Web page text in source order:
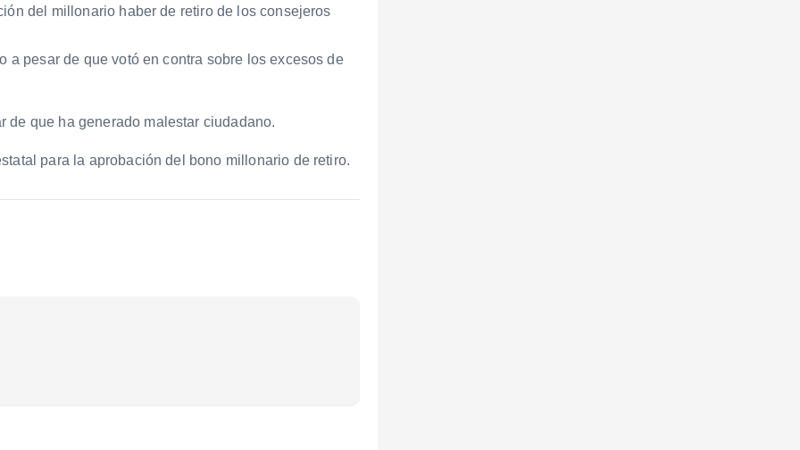
del millonario haber de retiro de los consejeros
pesar de que votó en contra sobre los excesos de
de que ha generado malestar ciudadano.
para la aprobación del bono millonario de retiro.